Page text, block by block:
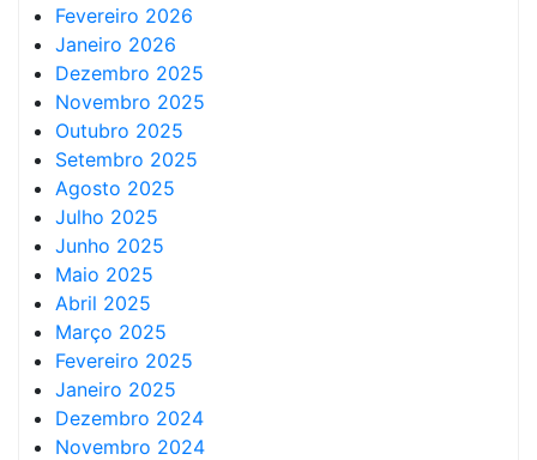
Fevereiro 2026
Janeiro 2026
Dezembro 2025
Novembro 2025
Outubro 2025
Setembro 2025
Agosto 2025
Julho 2025
Junho 2025
Maio 2025
Abril 2025
Março 2025
Fevereiro 2025
Janeiro 2025
Dezembro 2024
Novembro 2024